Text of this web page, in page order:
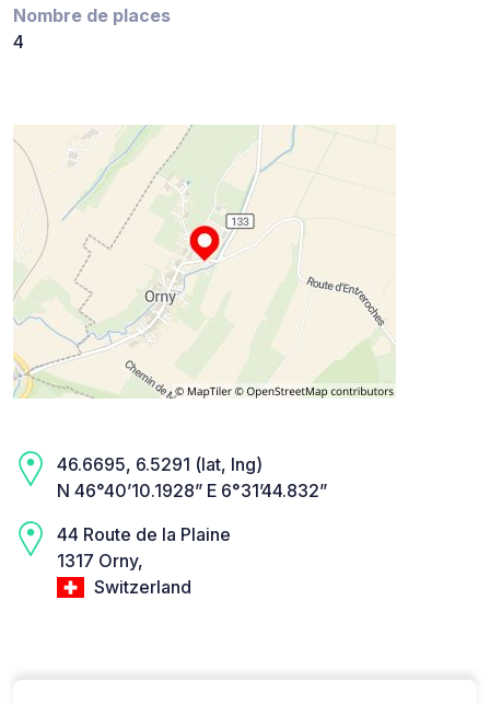
Nombre de places
4
46.6695, 6.5291 (lat, lng)
N 46°40’10.1928” E 6°31’44.832”
44 Route de la Plaine
1317 Orny,
Switzerland